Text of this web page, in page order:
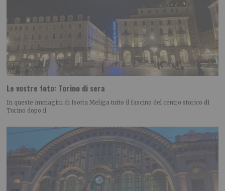
Le vostre foto: Torino di sera
In queste immagini di Isotta Meliga tutto il fascino del centro storico di
Torino dopo il